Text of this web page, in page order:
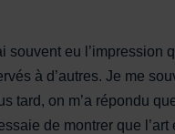
souvent eu l’impression
à d’autres. Je me
tard, on m’a répondu
de montrer que